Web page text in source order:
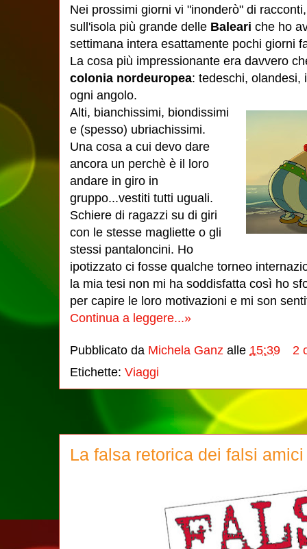
Nei prossimi giorni vi "inonderò" di
sull'isola più grande delle Baleari che ho
settimana intera esattamente pochi giorni
La cosa più impressionante era davvero
colonia nordeuropea: tedeschi, olandesi,
ogni angolo.
Alti, bianchissimi, biondissimi
e (spesso) ubriachissimi.
Una cosa a cui devo dare
ancora un perchè è il loro
andare in giro in
gruppo...vestiti tutti uguali.
Schiere di ragazzi su di giri
con le stesse magliette o gli
stessi pantaloncini. Ho
ipotizzato ci fosse qualche torneo
la mia tesi non mi ha soddisfatta così ho
per capire le loro motivazioni e mi son
Continua a leggere...»
Pubblicato da Michela Ganz alle 15:39
2
Etichette: Viaggi
La falsa retorica dei falsi amici